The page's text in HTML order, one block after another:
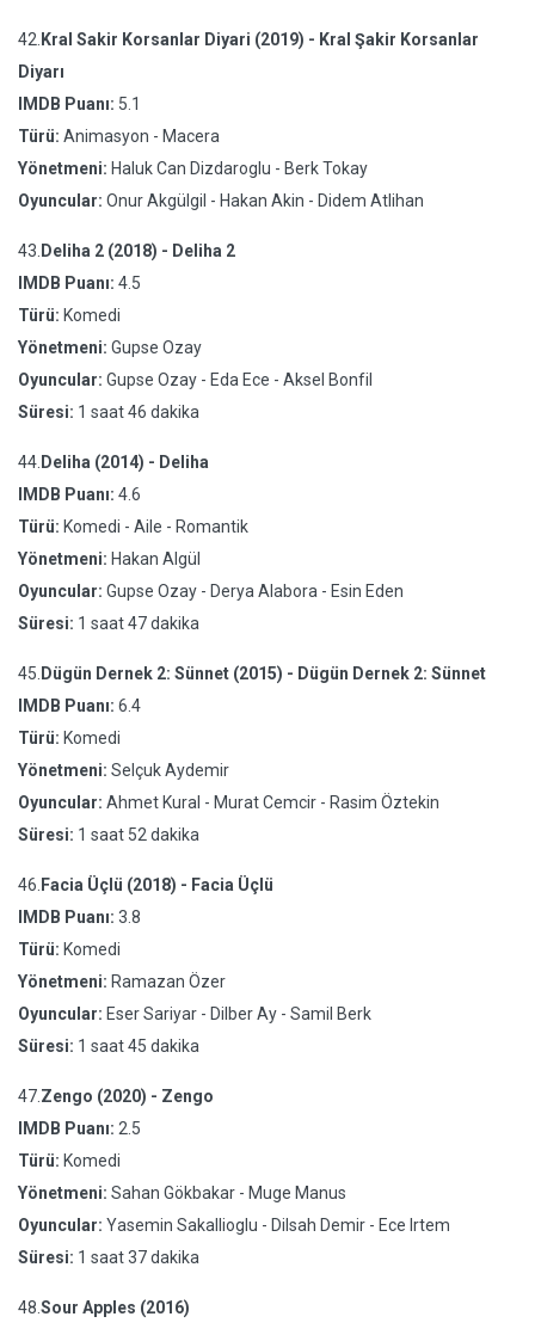
42. Kral Sakir Korsanlar Diyari (2019) - Kral Şakir Korsanlar
Diyarı
IMDB Puanı: 5.1
Türü: Animasyon - Macera
Yönetmeni: Haluk Can Dizdaroglu - Berk Tokay
Oyuncular: Onur Akgülgil - Hakan Akin - Didem Atlihan
43. Deliha 2 (2018) - Deliha 2
IMDB Puanı: 4.5
Türü: Komedi
Yönetmeni: Gupse Ozay
Oyuncular: Gupse Ozay - Eda Ece - Aksel Bonfil
Süresi: 1 saat 46 dakika
44. Deliha (2014) - Deliha
IMDB Puanı: 4.6
Türü: Komedi - Aile - Romantik
Yönetmeni: Hakan Algül
Oyuncular: Gupse Ozay - Derya Alabora - Esin Eden
Süresi: 1 saat 47 dakika
45. Dügün Dernek 2: Sünnet (2015) - Dügün Dernek 2: Sünnet
IMDB Puanı: 6.4
Türü: Komedi
Yönetmeni: Selçuk Aydemir
Oyuncular: Ahmet Kural - Murat Cemcir - Rasim Öztekin
Süresi: 1 saat 52 dakika
46. Facia Üçlü (2018) - Facia Üçlü
IMDB Puanı: 3.8
Türü: Komedi
Yönetmeni: Ramazan Özer
Oyuncular: Eser Sariyar - Dilber Ay - Samil Berk
Süresi: 1 saat 45 dakika
47. Zengo (2020) - Zengo
IMDB Puanı: 2.5
Türü: Komedi
Yönetmeni: Sahan Gökbakar - Muge Manus
Oyuncular: Yasemin Sakallioglu - Dilsah Demir - Ece Irtem
Süresi: 1 saat 37 dakika
48. Sour Apples (2016)